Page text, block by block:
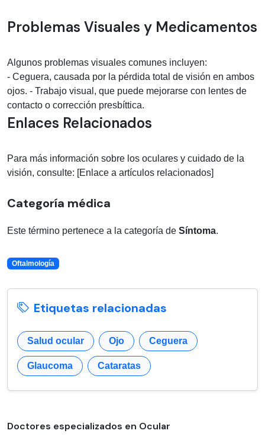
Problemas Visuales y Medicamentos
Algunos problemas visuales comunes incluyen:
- Ceguera, causada por la pérdida total de visión en ambos
ojos. - Trabajo visual, que puede mejorarse con lentes de
contacto o corrección presbíttica.
Enlaces Relacionados
Para más información sobre los oculares y cuidado de la
visión, consulte: [Enlace a artículos relacionados]
Categoría médica
Este término pertenece a la categoría de Síntoma.
Oftalmología
Etiquetas relacionadas
Salud ocular Ojo Ceguera
Glaucoma Cataratas
Doctores especializados en Ocular